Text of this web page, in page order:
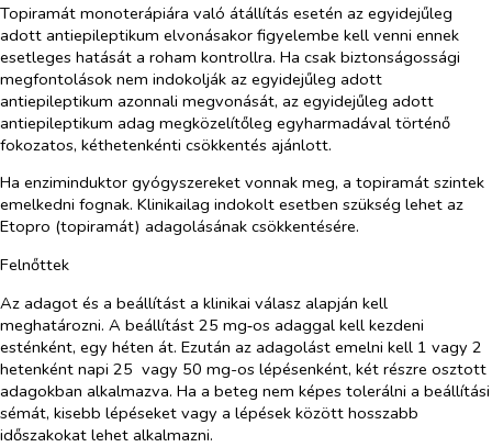
Topiramát monoterápiára való átállítás esetén az egyidejűleg
adott antiepileptikum elvonásakor figyelembe kell venni ennek
esetleges hatását a roham kontrollra. Ha csak biztonságossági
megfontolások nem indokolják az egyidejűleg adott
antiepileptikum azonnali megvonását, az egyidejűleg adott
antiepileptikum adag megközelítőleg egyharmadával történő
fokozatos, kéthetenkénti csökkentés ajánlott.
Ha enziminduktor gyógyszereket vonnak meg, a topiramát szintek
emelkedni fognak. Klinikailag indokolt esetben szükség lehet az
Etopro (topiramát) adagolásának csökkentésére.
Felnőttek
Az adagot és a beállítást a klinikai válasz alapján kell
meghatározni. A beállítást 25 mg‑os adaggal kell kezdeni
esténként, egy héten át. Ezután az adagolást emelni kell 1 vagy 2
hetenként napi 25 vagy 50 mg-os lépésenként, két részre osztott
adagokban alkalmazva. Ha a beteg nem képes tolerálni a beállítási
sémát, kisebb lépéseket vagy a lépések között hosszabb
időszakokat lehet alkalmazni.